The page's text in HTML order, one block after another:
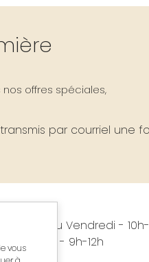
offres spéciales,
par courriel une
Mardi au Vendredi - 10h-
Samedi - 9h-12h
vous